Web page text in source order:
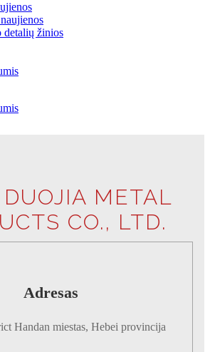
žinios
METAL
CO., LTD.
Adresas
Handan miestas, Hebei provincija